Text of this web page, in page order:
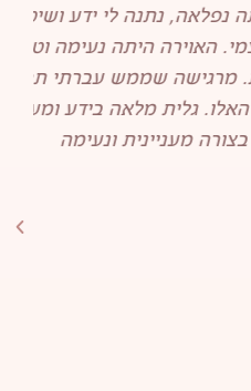
נתנה לי ידע ושיטה
היתה נעימה וטובה,
שממש עברתי תהליך
מלאה בידע ומעבירה
ונעימה